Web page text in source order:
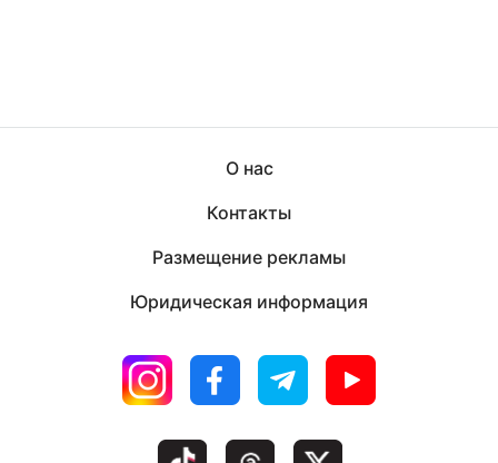
О нас
Контакты
Размещение рекламы
Юридическая информация